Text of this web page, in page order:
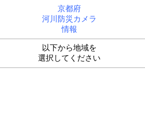
京都府
河川防災カメラ
情報
以下から地域を
選択してください